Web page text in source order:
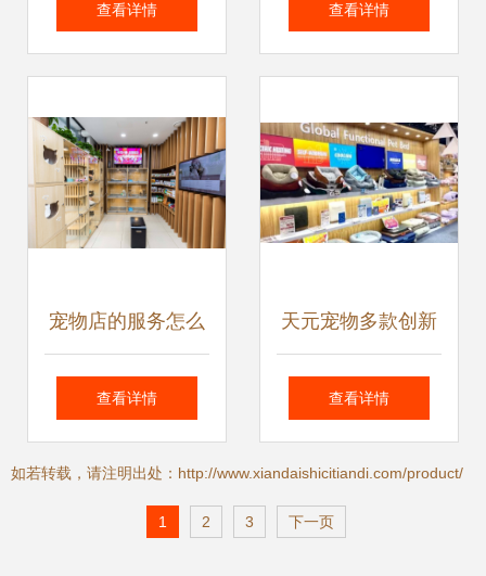
场景毛绒球类产品
查看详情
金、奖教金颁发仪
式
查看详情
宠物店的服务怎么
才算得上极致？
查看详情
天元宠物多款创新
产品亮相广交会 加
务新赛道
查看详情
如若转载，请注明出处：http://www.xiandaishicitiandi.com/product/
1 2 3 下一页